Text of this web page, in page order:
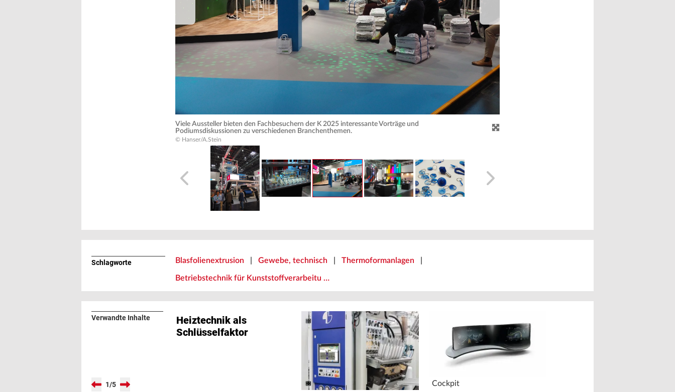
Viele Aussteller bieten den Fachbesuchern der K 2025 interessante Vorträge und
Podiumsdiskussionen zu verschiedenen Branchenthemen.
© Hanser/A.Stein
Schlagworte Blasfolienextrusion Gewebe, technisch Thermoformanlagen
Betriebstechnik für Kunststoffverarbeitu …
Verwandte Inhalte
1/5
Heiztechnik als
Schlüsselfaktor
Cockpit